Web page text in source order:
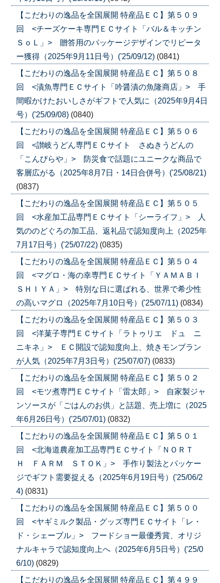
【こだわりの逸品を全国展開 特産品ＥＣ】第５０９
回 <チーズケーキ専門ＥＣサイト「バル＆キッチン
ＳｏＬ」> 贈答用のパッケージデザインでリピータ
ー獲得（2025年9月11日号）('25/09/12) (0841)
【こだわりの逸品を全国展開 特産品ＥＣ】第５０８
回 <漬魚専門ＥＣサイト「吟醤漬の魚隆商店」> 手
間暇かけたおいしさがギフトで人気に（2025年9月4日
号）('25/09/08) (0840)
【こだわりの逸品を全国展開 特産品ＥＣ】第５０６
回 <讃岐うどん専門ＥＣサイト さぬきうどんの
「こんぴらや」> 防災食で話題にユニークな商品で
客層広がる（2025年8月7日・14日合併号）('25/08/21)
(0837)
【こだわりの逸品を全国展開 特産品ＥＣ】第５０５
回 <水産加工品専門ＥＣサイト「シーライフ」> 人
気ののどぐろの加工品、返礼品で認知度向上（2025年
7月17日号）('25/07/22) (0835)
【こだわりの逸品を全国展開 特産品ＥＣ】第５０４
回 <マグロ・海の幸専門ＥＣサイト「ＹＡＭＡＢＩ
ＳＨＩＹＡ」> 特別な日に選ばれる、世界で希少性
の高いマグロ（2025年7月10日号）('25/07/11) (0834)
【こだわりの逸品を全国展開 特産品ＥＣ】第５０３
回 <洋菓子専門ＥＣサイト「ラトゥリエ ドュ ニ
ニキネ」> ＥＣ開設で認知度向上、焼きモンブラン
が人気（2025年7月3日号）('25/07/07) (0833)
【こだわりの逸品を全国展開 特産品ＥＣ】第５０２
回 <モツ煮専門ＥＣサイト「雷太郎」> 自家製ジャ
ンソースが「ごはんのお供」と話題、売上増に（2025
年6月26日号）('25/07/01) (0832)
【こだわりの逸品を全国展開 特産品ＥＣ】第５０１
回 <北海道農産加工品専門ＥＣサイト「ＮＯＲＴ
Ｈ ＦＡＲＭ ＳＴＯＫ」> 手作り製法とパッケー
ジでギフト需要捉える（2025年6月19日号）('25/06/2
4) (0831)
【こだわりの逸品を全国展開 特産品ＥＣ】第５００
回 <ヤギミルク製品・グッズ専門ＥＣサイト「レ・
ド・シェーブル」> フードショー最優秀賞、オリジ
ナルキャラで認知度向上へ（2025年6月5日号）('25/0
6/10) (0829)
【こだわりの逸品を全国展開 特産品ＥＣ】第４９９